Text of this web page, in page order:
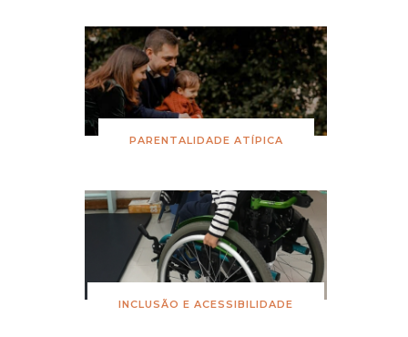
PARENTALIDADE ATÍPICA
INCLUSÃO E ACESSIBILIDADE